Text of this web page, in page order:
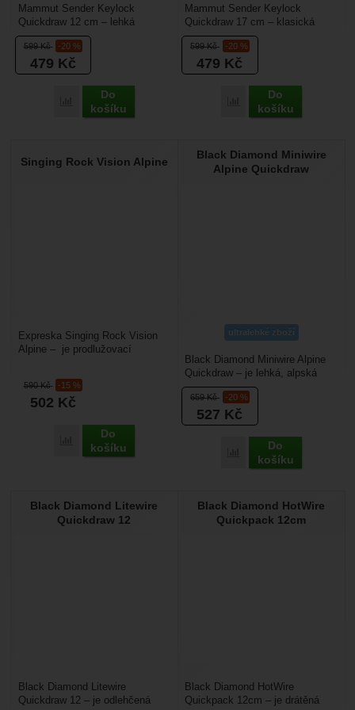
599Kč -20 %
479 Kč
Přidat 'Mammut Sender Keylock Quickdraw 12 cm' k
Do
košíku
Mammut Sender Keylock
Quickdraw 12 cm – lehká
expreska Sender Keylock
Quickdraw s menšími
karabinami Sender....
599Kč -20 %
479 Kč
Přidat 'Mammut
Do
košíku
Mammut Sender Keylock
Quickdraw 17 cm – klasická
expreska Sender Keylock
Quickdraw s plnotučnými
karabinami...
Singing Rock Vision Alpine
590Kč -15 %
502 Kč
Přidat 'Singing Rock Vision Alpine' k porovnání
Do
košíku
Expreska Singing Rock Vision
Alpine – je prodlužovací
karabinami, která je určena...
Black Diamond Miniwire
Alpine Quickdraw
ultralehké zboží
659Kč -20 %
527 Kč
Přidat 'Black Diamond
Do
košíku
Black Diamond Miniwire Alpine
Quickdraw – je lehká, alpská
expreska, která je vhodná tam
kde na váze...
Black Diamond Litewire
Quickdraw 12
Black Diamond Litewire
Quickdraw 12 – je odlehčená
Black Diamond HotWire
Quickpack 12cm
Black Diamond HotWire
Quickpack 12cm – je drátěná